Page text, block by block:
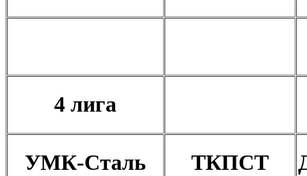
4 лига
УМК-Сталь ТКПСТ